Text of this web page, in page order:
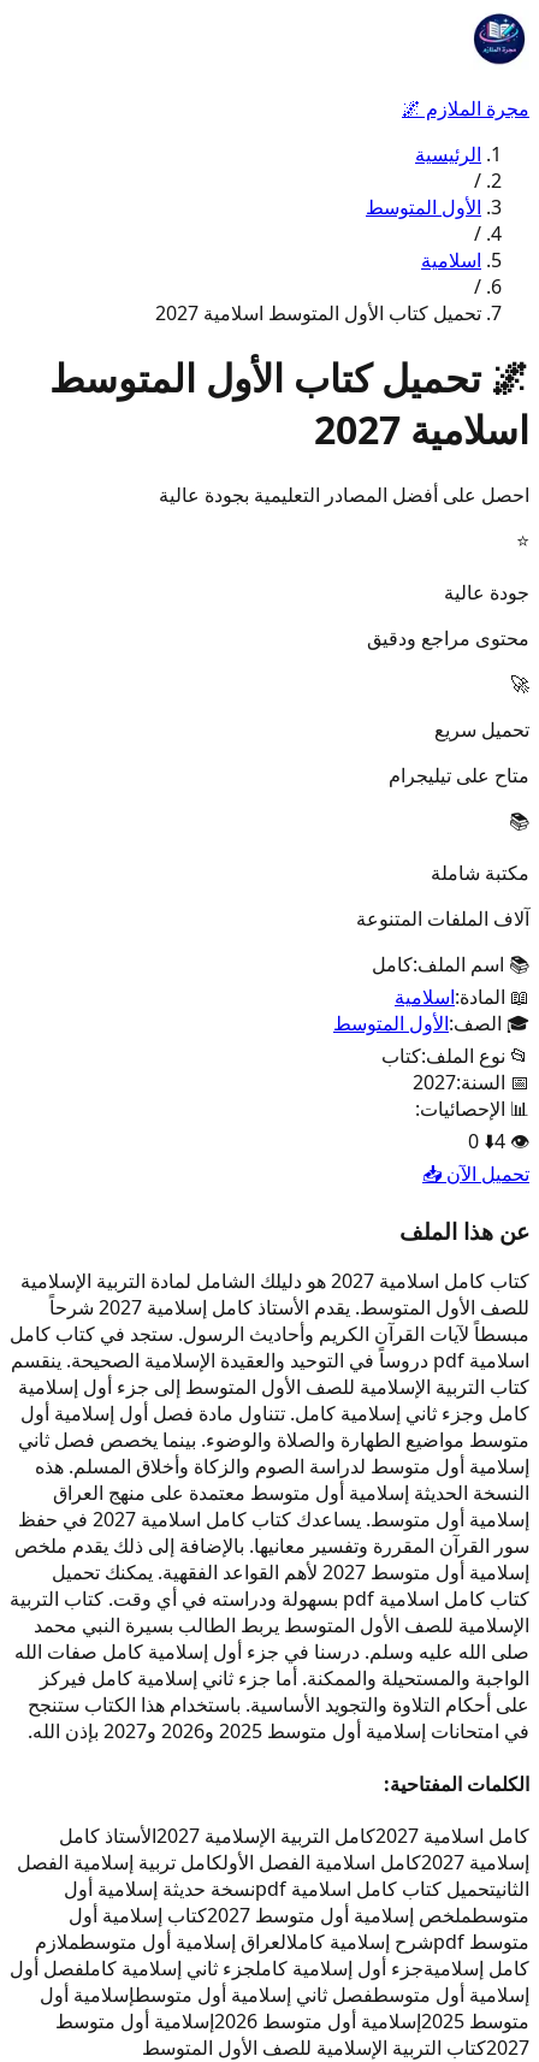
مجرة الملازم 🌌
الرئيسية
/
الأول المتوسط
/
اسلامية
/
تحميل كتاب الأول المتوسط اسلامية 2027
🌌 تحميل كتاب الأول المتوسط
اسلامية 2027
احصل على أفضل المصادر التعليمية بجودة عالية
⭐
جودة عالية
محتوى مراجع ودقيق
🚀
تحميل سريع
متاح على تيليجرام
📚
مكتبة شاملة
آلاف الملفات المتنوعة
📚 اسم الملف:كامل
📖 المادة:اسلامية
🎓 الصف:الأول المتوسط
📂 نوع الملف:كتاب
📅 السنة:2027
📊 الإحصائيات:
👁️
4
⬇️
0
تحميل الآن 📥
عن هذا الملف
كتاب كامل اسلامية 2027 هو دليلك الشامل لمادة التربية الإسلامية
للصف الأول المتوسط. يقدم الأستاذ كامل إسلامية 2027 شرحاً
مبسطاً لآيات القرآن الكريم وأحاديث الرسول. ستجد في كتاب كامل
اسلامية pdf دروساً في التوحيد والعقيدة الإسلامية الصحيحة. ينقسم
كتاب التربية الإسلامية للصف الأول المتوسط إلى جزء أول إسلامية
كامل وجزء ثاني إسلامية كامل. تتناول مادة فصل أول إسلامية أول
متوسط مواضيع الطهارة والصلاة والوضوء. بينما يخصص فصل ثاني
إسلامية أول متوسط لدراسة الصوم والزكاة وأخلاق المسلم. هذه
النسخة الحديثة إسلامية أول متوسط معتمدة على منهج العراق
إسلامية أول متوسط. يساعدك كتاب كامل اسلامية 2027 في حفظ
سور القرآن المقررة وتفسير معانيها. بالإضافة إلى ذلك يقدم ملخص
إسلامية أول متوسط 2027 لأهم القواعد الفقهية. يمكنك تحميل
كتاب كامل اسلامية pdf بسهولة ودراسته في أي وقت. كتاب التربية
الإسلامية للصف الأول المتوسط يربط الطالب بسيرة النبي محمد
صلى الله عليه وسلم. درسنا في جزء أول إسلامية كامل صفات الله
الواجبة والمستحيلة والممكنة. أما جزء ثاني إسلامية كامل فيركز
على أحكام التلاوة والتجويد الأساسية. باستخدام هذا الكتاب ستنجح
في امتحانات إسلامية أول متوسط 2025 و2026 و2027 بإذن الله.
الكلمات المفتاحية:
كامل اسلامية 2027
كامل التربية الإسلامية 2027
الأستاذ كامل
إسلامية 2027
كامل اسلامية الفصل الأولكامل تربية إسلامية الفصل
الثانيتحميل كتاب كامل اسلامية pdf
نسخة حديثة إسلامية أول
متوسطملخص إسلامية أول متوسط 2027
كتاب إسلامية أول
متوسط pdf
شرح إسلامية كاملالعراق إسلامية أول متوسطملازم
كامل إسلاميةجزء أول إسلامية كاملجزء ثاني إسلامية كاملفصل أول
إسلامية أول متوسطفصل ثاني إسلامية أول متوسطإسلامية أول
متوسط 2025
إسلامية أول متوسط 2026
إسلامية أول متوسط
2027كتاب التربية الإسلامية للصف الأول المتوسط